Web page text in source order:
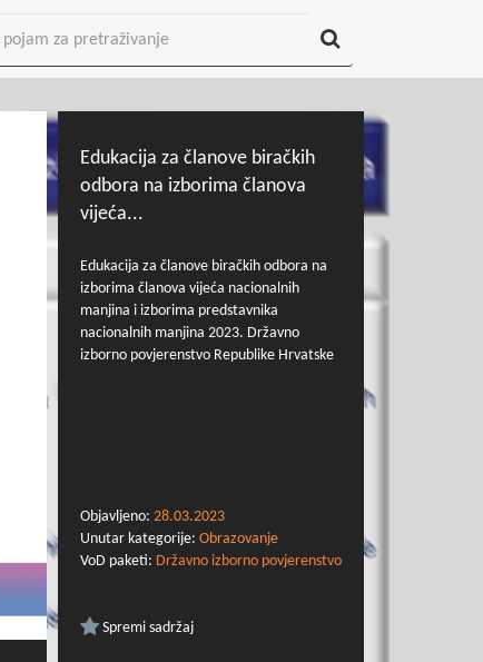
Edukacija za članove biračkih
odbora na izborima članova
vijeća...
Edukacija za članove biračkih odbora na
izborima članova vijeća nacionalnih
manjina i izborima predstavnika
nacionalnih manjina 2023. Državno
izborno povjerenstvo Republike Hrvatske
Objavljeno: 28.03.2023
Unutar kategorije: Obrazovanje
VoD paketi: Državno izborno povjerenstvo
Spremi sadržaj